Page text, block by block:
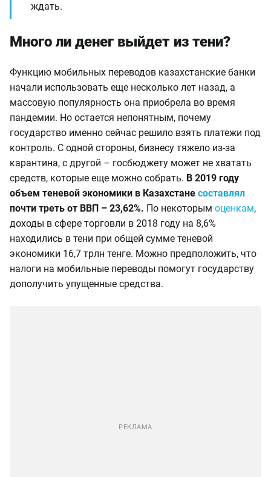
ждать.
Много ли денег выйдет из тени?
Функцию мобильных переводов казахстанские банки
начали использовать еще несколько лет назад, а
массовую популярность она приобрела во время
пандемии. Но остается непонятным, почему
государство именно сейчас решило взять платежи под
контроль. С одной стороны, бизнесу тяжело из-за
карантина, с другой – госбюджету может не хватать
средств, которые еще можно собрать. В 2019 году
объем теневой экономики в Казахстане составлял
почти треть от ВВП – 23,62%. По некоторым оценкам,
доходы в сфере торговли в 2018 году на 8,6%
находились в тени при общей сумме теневой
экономики 16,7 трлн тенге. Можно предположить, что
налоги на мобильные переводы помогут государству
дополучить упущенные средства.